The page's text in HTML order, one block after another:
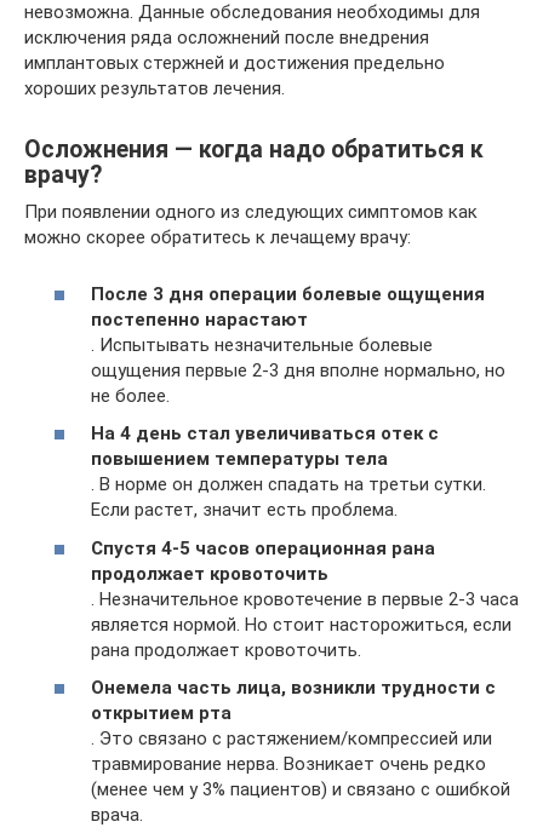
невозможна. Данные обследования необходимы для
исключения ряда осложнений после внедрения
имплантовых стержней и достижения предельно
хороших результатов лечения.
Осложнения — когда надо обратиться к
врачу?
При появлении одного из следующих симптомов как
можно скорее обратитесь к лечащему врачу:
После 3 дня операции болевые ощущения
постепенно нарастают
. Испытывать незначительные болевые
ощущения первые 2-3 дня вполне нормально, но
не более.
На 4 день стал увеличиваться отек с
повышением температуры тела
. В норме он должен спадать на третьи сутки.
Если растет, значит есть проблема.
Спустя 4-5 часов операционная рана
продолжает кровоточить
. Незначительное кровотечение в первые 2-3 часа
является нормой. Но стоит насторожиться, если
рана продолжает кровоточить.
Онемела часть лица, возникли трудности с
открытием рта
. Это связано с растяжением/компрессией или
травмирование нерва. Возникает очень редко
(менее чем у 3% пациентов) и связано с ошибкой
врача.